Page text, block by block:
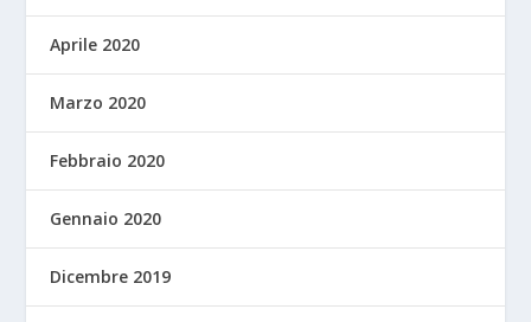
Aprile 2020
Marzo 2020
Febbraio 2020
Gennaio 2020
Dicembre 2019